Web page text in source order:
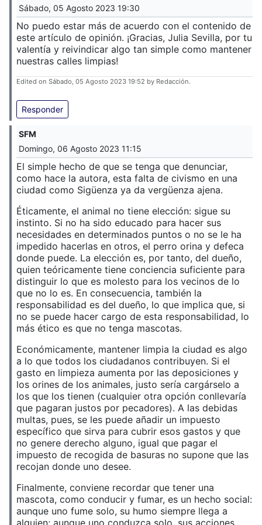
Sábado, 05 Agosto 2023 19:30
No puedo estar más de acuerdo con el contenido de
este artículo de opinión. ¡Gracias, Julia Sevilla, por tu
valentía y reivindicar algo tan simple como mantener
nuestras calles limpias!
Edited on Sábado, 05 Agosto 2023 19:52 by Redacción.
Responder
SFM
Domingo, 06 Agosto 2023 11:15
El simple hecho de que se tenga que denunciar,
como hace la autora, esta falta de civismo en una
ciudad como Sigüenza ya da vergüenza ajena.
Éticamente, el animal no tiene elección: sigue su
instinto. Si no ha sido educado para hacer sus
necesidades en determinados puntos o no se le ha
impedido hacerlas en otros, el perro orina y defeca
donde puede. La elección es, por tanto, del dueño,
quien teóricamente tiene conciencia suficiente para
distinguir lo que es molesto para los vecinos de lo
que no lo es. En consecuencia, también la
responsabilidad es del dueño, lo que implica que, si
no se puede hacer cargo de esta responsabilidad, lo
más ético es que no tenga mascotas.
Económicamente, mantener limpia la ciudad es algo
a lo que todos los ciudadanos contribuyen. Si el
gasto en limpieza aumenta por las deposiciones y
los orines de los animales, justo sería cargárselo a
los que los tienen (cualquier otra opción conllevaría
que pagaran justos por pecadores). A las debidas
multas, pues, se les puede añadir un impuesto
específico que sirva para cubrir esos gastos y que
no genere derecho alguno, igual que pagar el
impuesto de recogida de basuras no supone que las
recojan donde uno desee.
Finalmente, conviene recordar que tener una
mascota, como conducir y fumar, es un hecho social:
aunque uno fume solo, su humo siempre llega a